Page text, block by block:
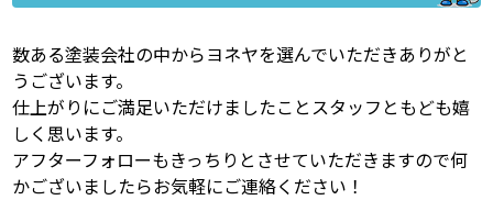
数ある塗装会社の中からヨネヤを選んでいただきありがと
うございます。
仕上がりにご満足いただけましたことスタッフともども嬉
しく思います。
アフターフォローもきっちりとさせていただきますので何
かございましたらお気軽にご連絡ください！